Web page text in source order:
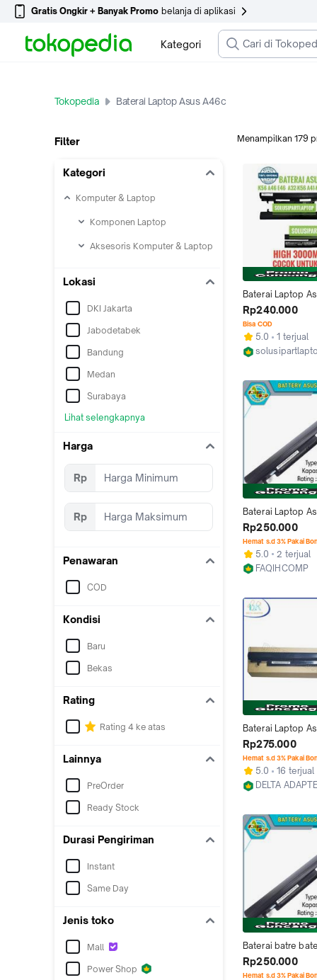
Gratis Ongkir + Banyak Promo belanja di aplikasi
Kategori
Tokopedia Baterai Laptop Asus A46c
Filter
Kategori
Komputer & Laptop
Komponen Laptop
Aksesoris Komputer & Laptop
Lokasi
DKI Jakarta
Jabodetabek
Bandung
Medan
Surabaya
Lihat selengkapnya
Harga
Rp
Rp
Penawaran
COD
Kondisi
Baru
Bekas
Rating
Rating 4 ke atas
Lainnya
PreOrder
Ready Stock
Durasi Pengiriman
Instant
Same Day
Jenis toko
Mall
Power Shop
Menampilkan 179
Baterai Laptop
A56 - K46 - K56 -
S405 Original
Rp240.000
Bisa COD
5.0
1 terjual
Baterai Laptop
A56 - K46 - K56 -
S405 Series
Rp250.000
Hemat s.d 3% Pakai
5.0
2 terjual
FAQIHCOMP
Baterai Laptop
A46CB A46CM
K46CM S46C
K56
Rp275.000
Hemat s.d 3% Pakai
5.0
16 terjual
DELTA
Baterai batre
Original Laptop
A46 A46CB A46V
Rp250.000
Hemat s.d 3% Pakai